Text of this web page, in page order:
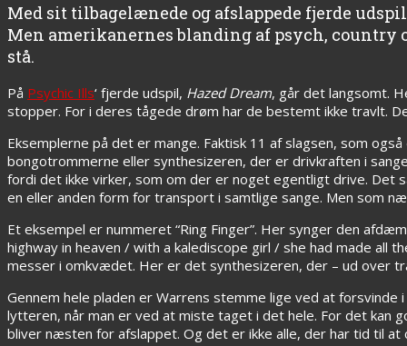
Med sit tilbagelænede og afslappede fjerde
Men amerikanernes blanding af psych, country
stå.
På Psychic Ills‘ fjerde udspil, Hazed Dream, går det langsomt.
stopper. For i deres tågede drøm har de bestemt ikke
Eksemplerne på det er mange. Faktisk 11 af slagsen, som
bongotrommerne eller synthesizeren, der er drivkraften i
fordi det ikke virker, som om der er noget egentligt drive.
en eller anden form for transport i samtlige sange. Men som
Et eksempel er nummeret “Ring Finger”. Her synger den
highway in heaven / with a kalediscope girl / she had made all
messer i omkvædet. Her er det synthesizeren, der – ud over
Gennem hele pladen er Warrens stemme lige ved at
lytteren, når man er ved at miste taget i det hele. For det
bliver næsten for afslappet. Og det er ikke alle, der har tid til at